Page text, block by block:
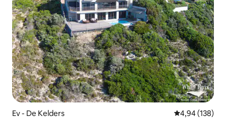
Ev - De Kelders 5 üzerinden
4,94 (138)